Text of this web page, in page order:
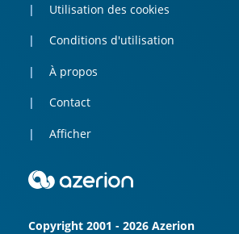
Utilisation des cookies
Conditions d'utilisation
À propos
Contact
Afficher
Copyright 2001 - 2026 Azerion